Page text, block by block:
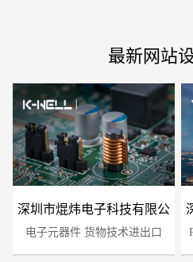
最新网站
深圳市焜炜电子科技有限公
司
电子元器件 货物技术进出口